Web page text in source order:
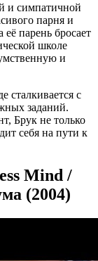
и симпатичной
парня и
её парень бросает
школе
и
сталкивается с
заданий.
Брук не только
себя на пути к
Mind /
(2004)